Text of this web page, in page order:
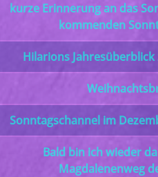
kurze Erinnerung an das
kommenden
Hilarions
Sonntagschannel im
Bald bin ich wieder
Magdalenenweg